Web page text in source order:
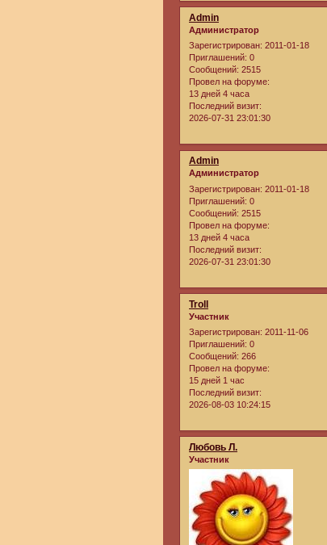
Admin
Администратор
Зарегистрирован: 2011-01-18
Приглашений: 0
Сообщений: 2515
Провел на форуме:
13 дней 4 часа
Последний визит:
2026-07-31 23:01:30
Admin
Администратор
Зарегистрирован: 2011-01-18
Приглашений: 0
Сообщений: 2515
Провел на форуме:
13 дней 4 часа
Последний визит:
2026-07-31 23:01:30
Troll
Участник
Зарегистрирован: 2011-11-06
Приглашений: 0
Сообщений: 266
Провел на форуме:
15 дней 1 час
Последний визит:
2026-08-03 10:24:15
Любовь Л.
Участник